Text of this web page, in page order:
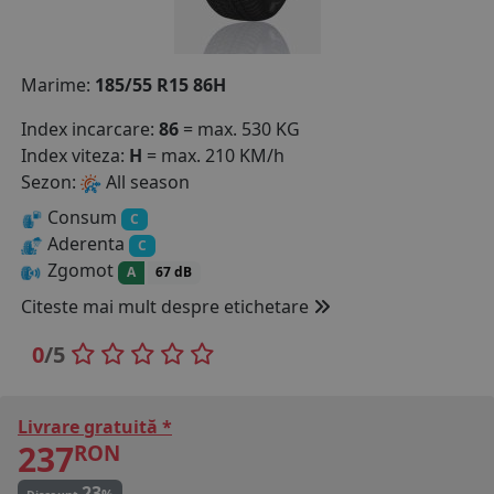
CONTACT
Marime: 185/55 R15 86H
Index incarcare: 86 = max. 530 KG
Index viteza: H = max. 210 KM/h
Sezon:
All season
Consum
C
Aderenta C
Zgomot A 67 dB
Citeste mai mult despre etichetare
0/5
Livrare gratuită *
237RON